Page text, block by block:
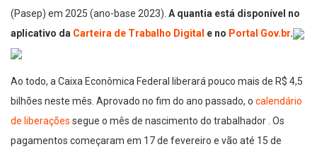
(Pasep) em 2025 (ano-base 2023). A quantia está disponível no
aplicativo da Carteira de Trabalho Digital e no Portal Gov.br.
Ao todo, a Caixa Econômica Federal liberará pouco mais de R$ 4,5
bilhões neste mês. Aprovado no fim do ano passado, o calendário
de liberações segue o mês de nascimento do trabalhador . Os
pagamentos começaram em 17 de fevereiro e vão até 15 de